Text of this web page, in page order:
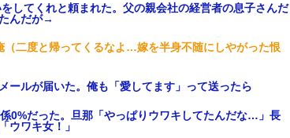
してくれと頼まれた。父の親会社の経営者の息子さんだ
んだが→
二度と帰ってくるなよ…嫁を半身不随にしやがった恨
ールが届いた。俺も「愛してます」って送ったら
0%だった。旦那「やっぱりウワキしてたんだな…」長
ウワキ女！」